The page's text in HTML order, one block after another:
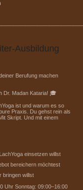
Ausbildung
Berufung machen
Dr. Madan Kataria! 🎓
ist und warum es so
Praxis. Du gehst rein als
Skript. Und mit einem
einsetzen willst
bereichern möchtest
bringen willst
Uhr Sonntag: 09:00–16:00